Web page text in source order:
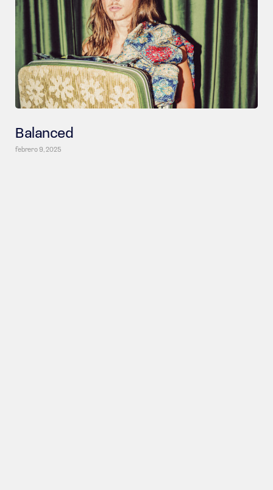
Balanced
febrero 9, 2025